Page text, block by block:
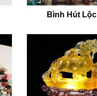
Bình Hút Lộc